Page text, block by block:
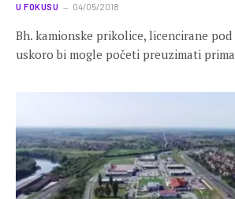
U FOKUSU 04/05/2018
Bh. kamionske prikolice, licencirane pod
uskoro bi mogle početi preuzimati